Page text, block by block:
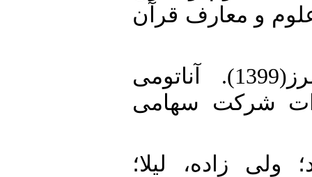
و معارف قرآن
17. رفیع پور، فرامرز(1399). آناتومی
شرکت سهامی
ولی زاده، لیلا؛